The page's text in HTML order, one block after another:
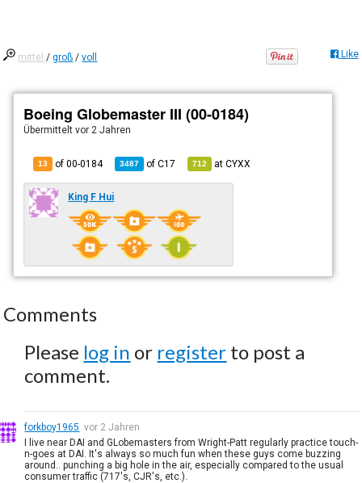
mittel /groß /voll Like
Boeing Globemaster III (00-0184)
Übermitteltvor 2 Jahren
13 of 00-0184 3487 ofC17 712 atCYXX
King F Hui
Comments
Please log in or register to post a
comment.
forkboy1965 vor 2 Jahren
I live near DAI and GLobemasters from Wright-Patt regularly practice touch-
n-goes at DAI. It's always so much fun when these guys come buzzing
around.. punching a big hole in the air, especially compared to the usual
consumer traffic (717's, CJR's, etc.).